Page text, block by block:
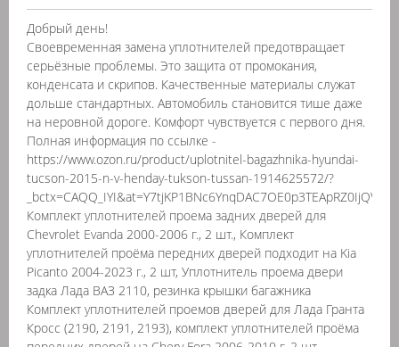
Добрый день!
Своевременная замена уплотнителей предотвращает
серьёзные проблемы. Это защита от промокания,
конденсата и скрипов. Качественные материалы служат
дольше стандартных. Автомобиль становится тише даже
на неровной дороге. Комфорт чувствуется с первого дня.
Полная информация по ссылке -
https://www.ozon.ru/product/uplotnitel-bagazhnika-hyundai-
tucson-2015-n-v-henday-tukson-tussan-1914625572/?
Комплект уплотнителей проема задних дверей для
Chevrolet Evanda 2000-2006 г., 2 шт., Комплект
уплотнителей проёма передних дверей подходит на Kia
Picanto 2004-2023 г., 2 шт, Уплотнитель проема двери
задка Лада ВАЗ 2110, резинка крышки багажника
Комплект уплотнителей проемов дверей для Лада Гранта
Кросс (2190, 2191, 2193), комплект уплотнителей проёма